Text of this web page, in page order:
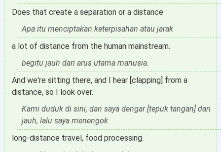
Does that create a separation or a distance
Apa itu menciptakan keterpisahan atau jarak
a lot of distance from the human mainstream.
begitu jauh dari arus utama manusia.
And we're sitting there, and I hear [clapping] from a
distance, so I look over.
Kami duduk di sini, dan saya dengar [tepuk tangan] dari
jauh, lalu saya menengok.
long-distance travel, food processing.